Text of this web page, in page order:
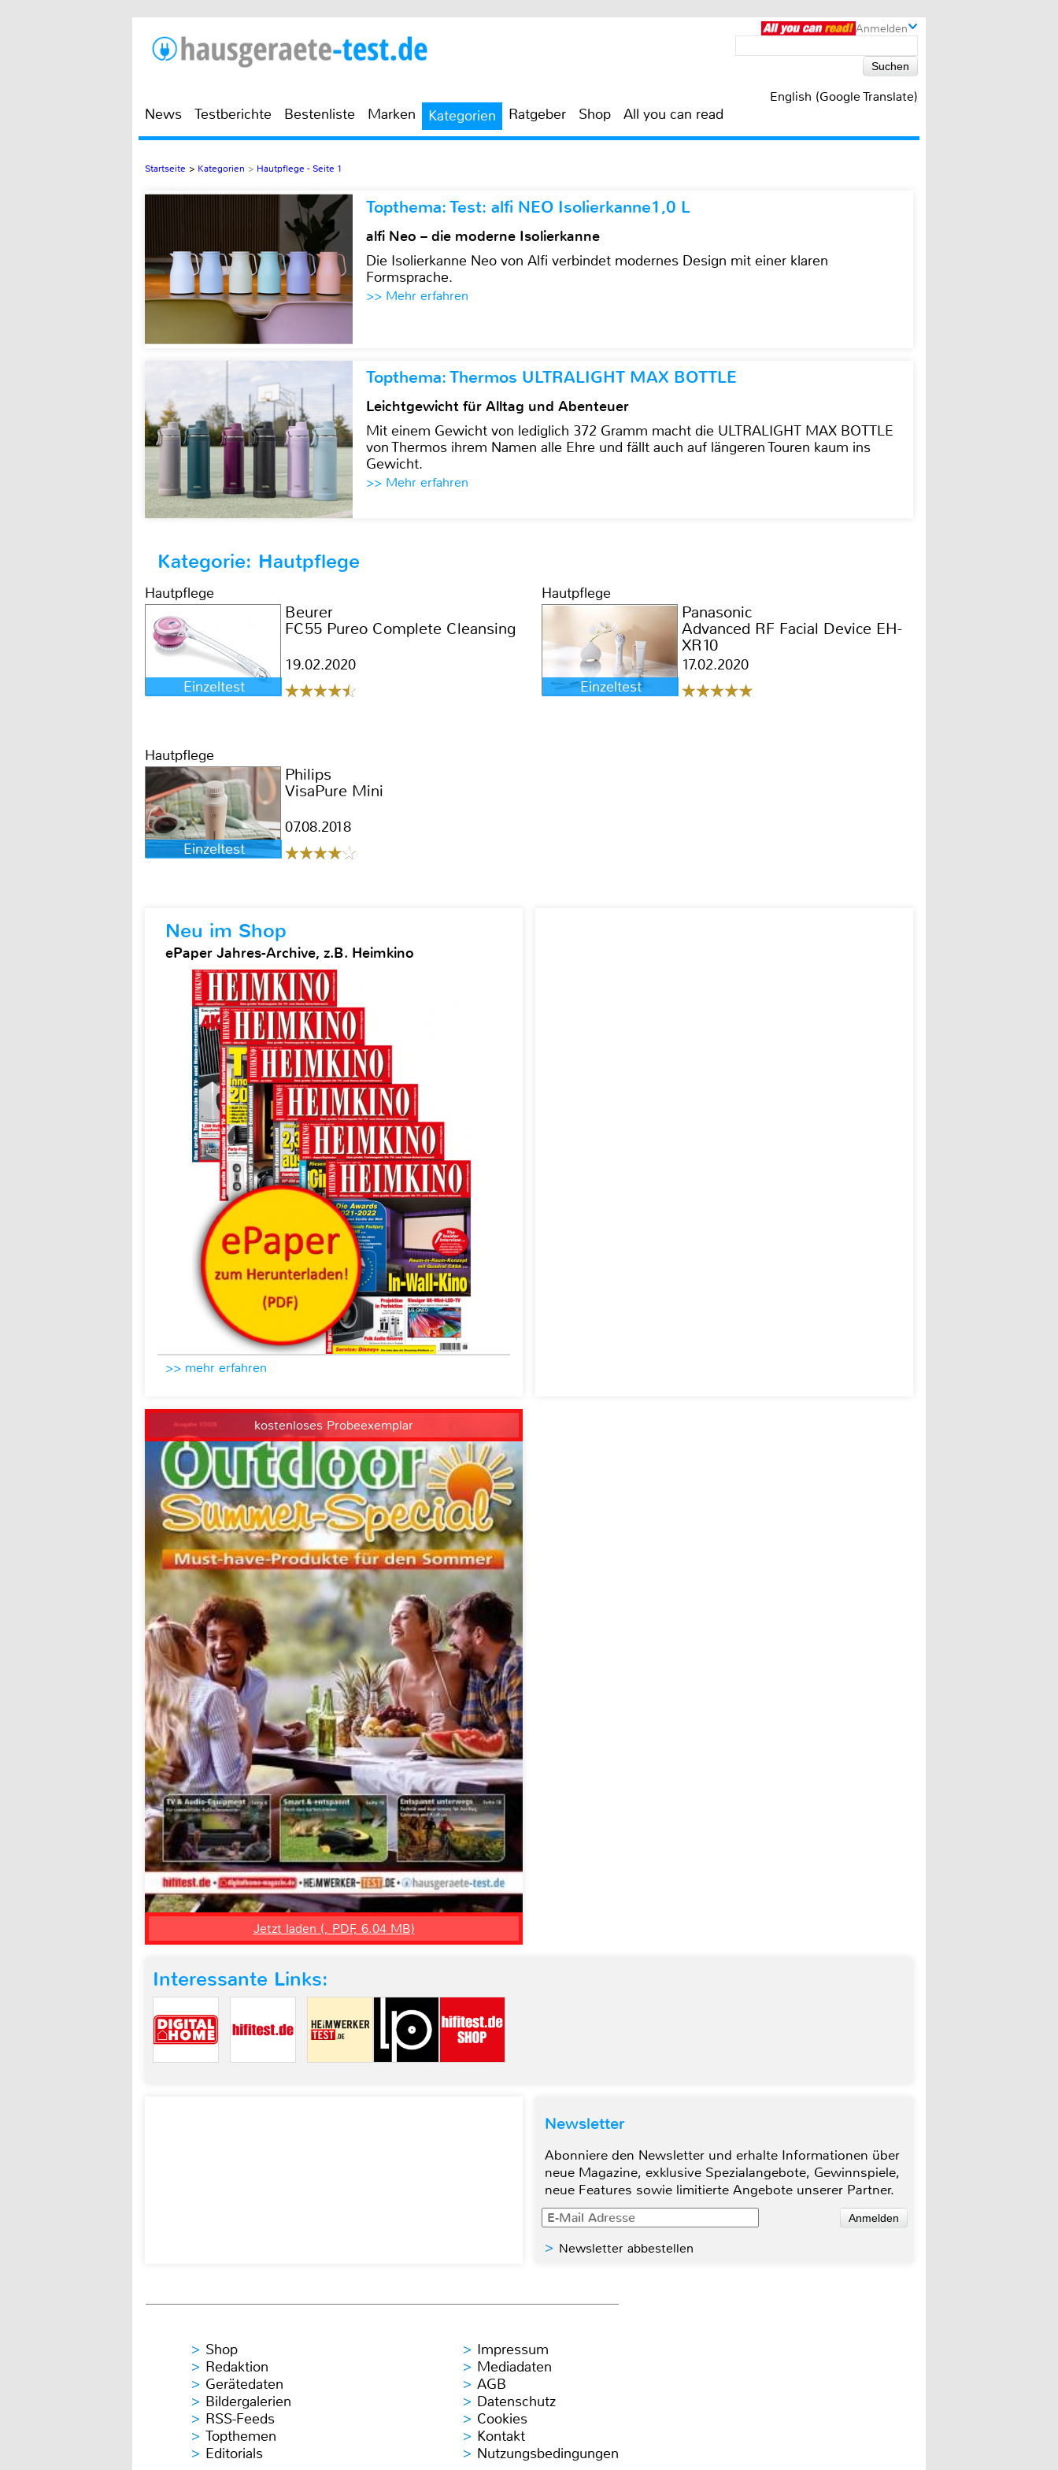
Anmelden
English (Google Translate)
News Testberichte Bestenliste Marken Kategorien Ratgeber Shop All you can read
Startseite > Kategorien > Hautpflege - Seite 1
Topthema: Test: alfi NEO Isolierkanne1,0 L
alfi Neo – die moderne Isolierkanne
Die Isolierkanne Neo von Alfi verbindet modernes Design mit einer klaren
Formsprache.
>> Mehr erfahren
Topthema: Thermos ULTRALIGHT MAX BOTTLE
Leichtgewicht für Alltag und Abenteuer
Mit einem Gewicht von lediglich 372 Gramm macht die ULTRALIGHT MAX BOTTLE
von Thermos ihrem Namen alle Ehre und fällt auch auf längeren Touren kaum ins
Gewicht.
>> Mehr erfahren
Kategorie: Hautpflege
Hautpflege
Einzeltest
Beurer
FC55 Pureo Complete Cleansing
19.02.2020
Hautpflege
Einzeltest
Panasonic
Advanced RF Facial Device EH-
XR10
17.02.2020
Hautpflege
Einzeltest
Philips
VisaPure Mini
07.08.2018
Neu im Shop
ePaper Jahres-Archive, z.B. Heimkino
>> mehr erfahren
kostenloses Probeexemplar
Jetzt laden (, PDF, 6.04 MB)
Interessante Links:
Newsletter
Abonniere den Newsletter und erhalte Informationen über
neue Magazine, exklusive Spezialangebote, Gewinnspiele,
neue Features sowie limitierte Angebote unserer Partner.
Newsletter abbestellen
Shop
Redaktion
Gerätedaten
Bildergalerien
RSS-Feeds
Topthemen
Editorials
Impressum
Mediadaten
AGB
Datenschutz
Cookies
Kontakt
Nutzungsbedingungen